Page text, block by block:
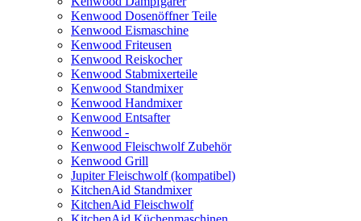
Kenwood Dosenöffner Teile
Kenwood Eismaschine
Kenwood Friteusen
Kenwood Reiskocher
Kenwood Stabmixerteile
Kenwood Standmixer
Kenwood Handmixer
Kenwood Entsafter
Kenwood -
Kenwood Fleischwolf Zubehör
Kenwood Grill
Jupiter Fleischwolf (kompatibel)
KitchenAid Standmixer
KitchenAid Fleischwolf